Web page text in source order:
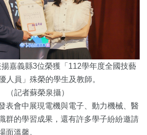
嘉義縣3位榮獲「112學年度全國技藝
人員」殊榮的學生及教師。
（記者蘇榮泉攝）
表會中展現電機與電子、動力機械、醫
群的學習成果，還有許多學子紛紛邀請
面溫馨。